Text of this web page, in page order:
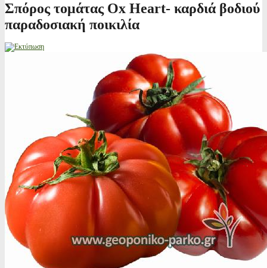
Σπόρος τομάτας Ox Heart- καρδιά βοδιού
παραδοσιακή ποικιλία